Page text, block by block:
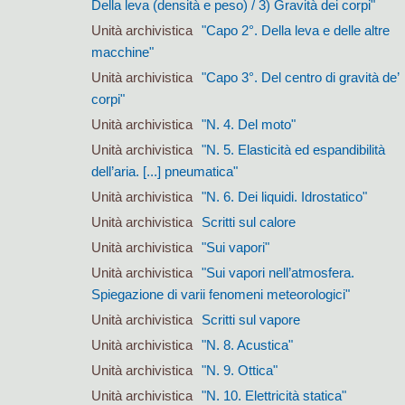
Della leva (densità e peso) / 3) Gravità dei corpi"
Unità archivistica "Capo 2°. Della leva e delle altre
macchine"
Unità archivistica "Capo 3°. Del centro di gravità de’
corpi"
Unità archivistica "N. 4. Del moto"
Unità archivistica "N. 5. Elasticità ed espandibilità
dell’aria. [...] pneumatica"
Unità archivistica "N. 6. Dei liquidi. Idrostatico"
Unità archivistica
Scritti sul calore
Unità archivistica "Sui vapori"
Unità archivistica "Sui vapori nell’atmosfera.
Spiegazione di varii fenomeni meteorologici"
Unità archivistica
Scritti sul vapore
Unità archivistica "N. 8. Acustica"
Unità archivistica "N. 9. Ottica"
Unità archivistica "N. 10. Elettricità statica"